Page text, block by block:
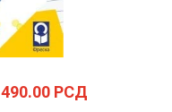
490.00РСД